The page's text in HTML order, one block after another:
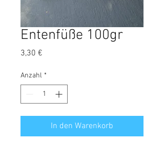
Entenfüße 100gr
3,30 €
Anzahl *
In den Warenkorb